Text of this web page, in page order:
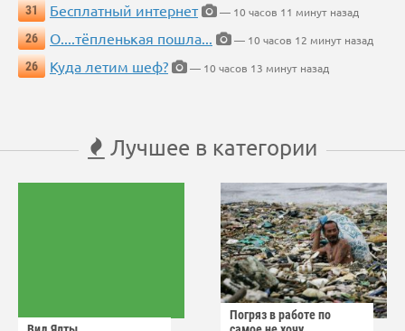
31
Бесплатный интернет
— 10 часов 11 минут назад
26
О....тёпленькая пошла...
— 10 часов 12 минут назад
26
Куда летим шеф? — 10 часов 13 минут назад
Лучшее в категории
Погряз в работе по